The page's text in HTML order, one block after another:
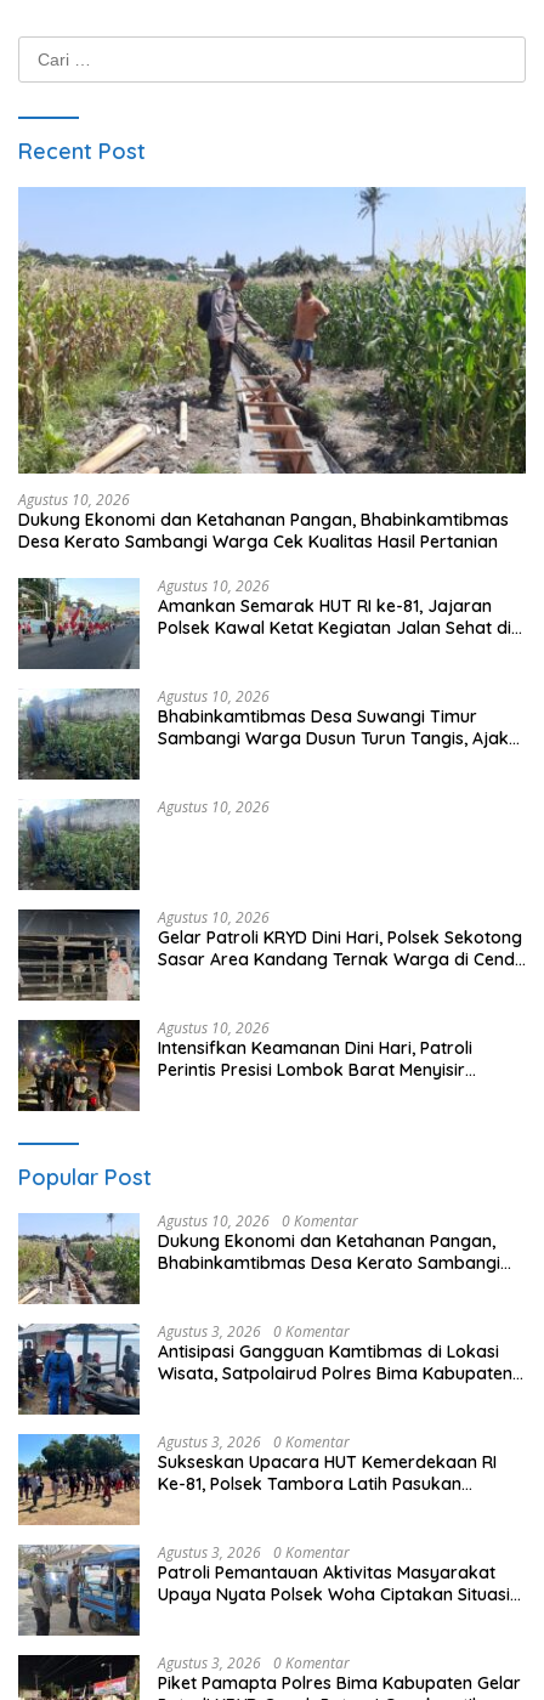
Cari
untuk:
Recent Post
Agustus 10, 2026
Dukung Ekonomi dan Ketahanan Pangan, Bhabinkamtibmas
Desa Kerato Sambangi Warga Cek Kualitas Hasil Pertanian
Agustus 10, 2026
Amankan Semarak HUT RI ke-81, Jajaran
Polsek Kawal Ketat Kegiatan Jalan Sehat di
Agustus 10, 2026
Bhabinkamtibmas Desa Suwangi Timur
Sambangi Warga Dusun Turun Tangis, Ajak
Agustus 10, 2026
Agustus 10, 2026
Gelar Patroli KRYD Dini Hari, Polsek Sekotong
Sasar Area Kandang Ternak Warga di Cendi
Agustus 10, 2026
Intensifkan Keamanan Dini Hari, Patroli
Perintis Presisi Lombok Barat Menyisir
Popular Post
Agustus 10, 2026 0 Komentar
Dukung Ekonomi dan Ketahanan Pangan,
Bhabinkamtibmas Desa Kerato Sambangi
Agustus 3, 2026 0 Komentar
Antisipasi Gangguan Kamtibmas di Lokasi
Wisata, Satpolairud Polres Bima Kabupaten
Agustus 3, 2026 0 Komentar
Sukseskan Upacara HUT Kemerdekaan RI
Ke-81, Polsek Tambora Latih Pasukan
Agustus 3, 2026 0 Komentar
Patroli Pemantauan Aktivitas Masyarakat
Upaya Nyata Polsek Woha Ciptakan Situasi
Agustus 3, 2026 0 Komentar
Piket Pamapta Polres Bima Kabupaten Gelar